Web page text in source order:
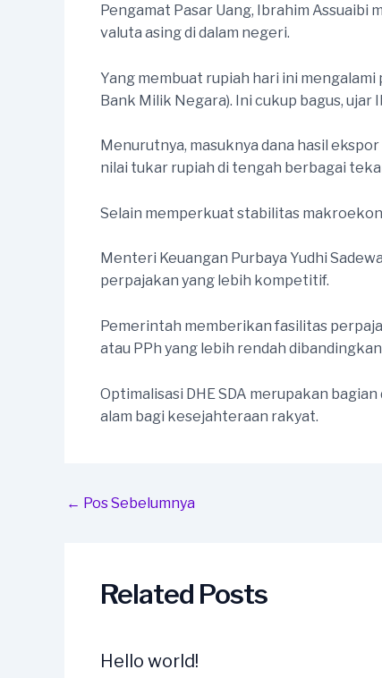
Pengamat Pasar Uang, Ibrahim
valuta asing di dalam negeri.
Yang membuat rupiah hari ini
Bank Milik Negara). Ini cukup bagus, ujar
Menurutnya, masuknya dana hasil
nilai tukar rupiah di tengah berbagai
Selain memperkuat stabilitas
Menteri Keuangan Purbaya Yudhi
perpajakan yang lebih kompetitif.
Pemerintah memberikan fasilitas
atau PPh yang lebih rendah
Optimalisasi DHE SDA merupakan
alam bagi kesejahteraan rakyat.
Post
← Pos Sebelumnya
Related Posts
Hello world!